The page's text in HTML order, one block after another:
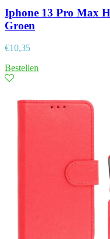
Iphone 13 Pro Max
Groen
€10,35
Bestellen